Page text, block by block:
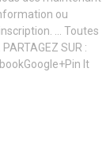
ou
… Toutes
SUR :
It